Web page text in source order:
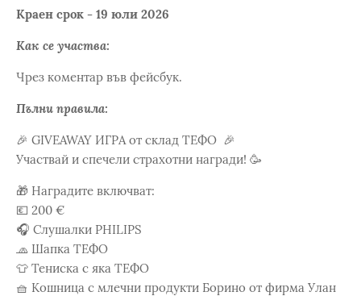
Краен срок - 19 юли 2026
Как се участва:
Чрез коментар във фейсбук.
Пълни правила:
🎉 GIVEAWAY ИГРА от склад ТЕФО 🎉
Участвай и спечели страхотни награди! 🥳
🎁 Наградите включват:
💶 200 €
🎧 Слушалки PHILIPS
🧢 Шапка ТЕФО
👕 Тениска с яка ТЕФО
🧺 Кошница с млечни продукти Борино от фирма Улан